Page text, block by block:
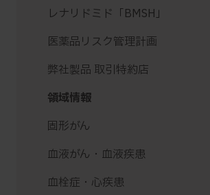
レナリドミド「BMSH」
医薬品リスク管理計画
弊社製品 取引特約店
領域情報
固形がん
血液がん・血液疾患
血栓症・心疾患